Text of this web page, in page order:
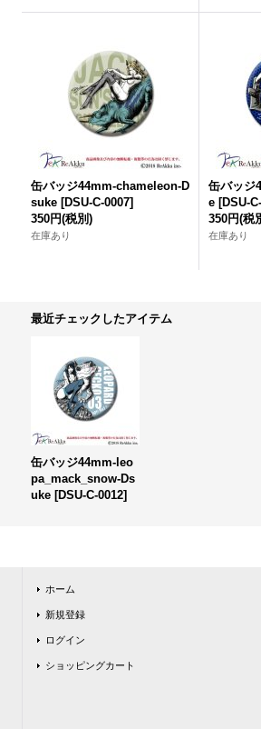
缶バッジ44mm-chameleon-D
suke [DSU-C-0007]
350円(税別)
在庫あり
缶バッジ
e [DSU-
350円(税
在庫あり
最近チェックしたアイテム
缶バッジ44mm-leo
pa_mack_snow-Ds
uke [DSU-C-0012]
ホーム
新規登録
ログイン
ショッピングカート